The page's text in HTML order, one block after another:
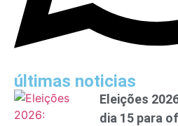
últimas noticias
Eleições
dia 15 para